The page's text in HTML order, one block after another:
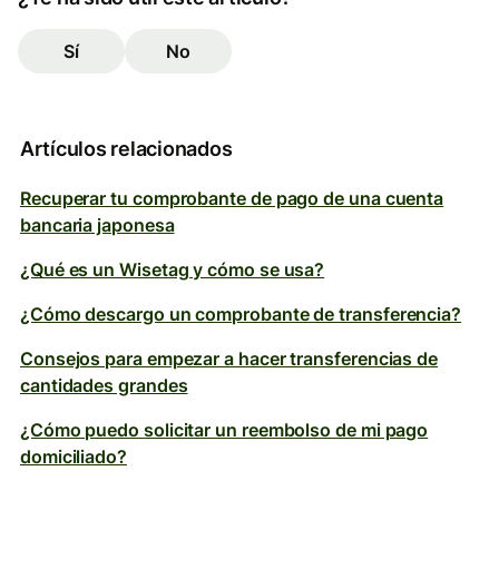
Sí No
Artículos relacionados
Recuperar tu comprobante de pago de una cuenta
bancaria japonesa
¿Qué es un Wisetag y cómo se usa?
¿Cómo descargo un comprobante de transferencia?
Consejos para empezar a hacer transferencias de
cantidades grandes
¿Cómo puedo solicitar un reembolso de mi pago
domiciliado?